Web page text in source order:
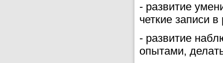
- развитие
четкие записи
- развитие
опытами,